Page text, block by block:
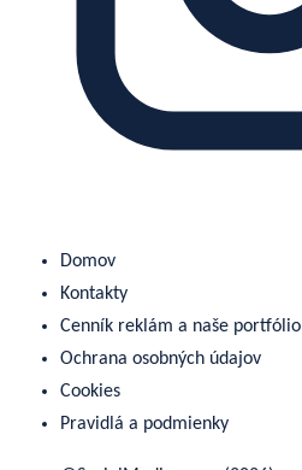
Domov
Kontakty
Cenník reklám a naše portfólio
Ochrana osobných údajov
Cookies
Pravidlá a podmienky